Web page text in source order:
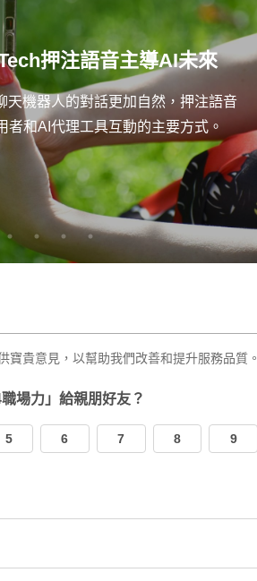
押注語音主導AI未來
天機器人的對話更加自然，押注語音
者和AI代理工具互動的主要方式。
貴意見，以幫助我們改善和提升服務品質。
場力」給親朋好友？
5 6 7 8 9